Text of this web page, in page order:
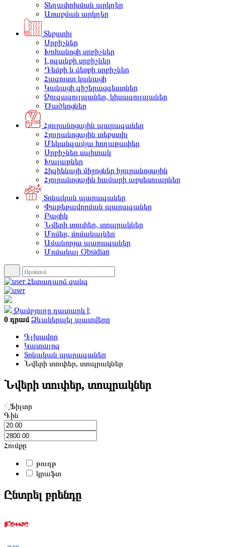
Տեղափոխման արկղեր
Առաքման արկղեր
Տեքստիլ
Սրբիչներ
Խոհանոցի սրբիչներ
Լոգանքի սրբիչներ
Դեմքի և ձեռքի սրբիչներ
Հագուստ կանացի
Կանացի գիշերազգեստներ
Զուգագուլպաներ, կիսագուլպաներ
Ծածկոցներ
Հյուրանոցային պարագաներ
Հյուրանոցային տեքստիլ
Մեկանգամյա հողաթափեր
Սրբիչներ սպիտակ
Խալաթներ
Հիգիենայի միջոցներ հյուրանոցային
Հյուրանոցային համարի աքսեսուարներ
Տոնական պարագաներ
Փաթեթավորման պարագաներ
Բացիկ
Նվերի տուփեր, տոպրակներ
Մոմեր, մոմակալներ
Ամանորյա պարագաներ
Մոմակալ Obsidian
Հետադարձ զանգ
Զամբյուղը դատարկ է
0 դրամ Ձևակերպել պատվերը
Գլխավոր
Կատալոգ
Տոնական պարագաներ
Նվերի տուփեր, տոպրակներ
Նվերի տուփեր, տոպրակներ
Ֆիլտր
Գին
Հումքը
թուղթ
կրաֆտ
Ընտրել բրենդը